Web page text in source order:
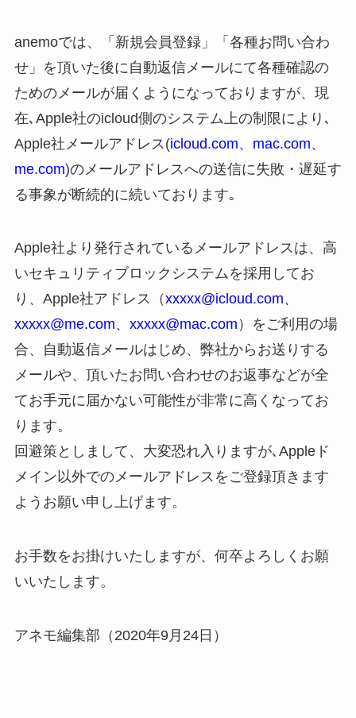
anemoでは、「新規会員登録」「各種お問い合わ
せ」を頂いた後に自動返信メールにて各種確認の
ためのメールが届くようになっておりますが、現
在､Apple社のicloud側のシステム上の制限により､
Apple社メールアドレス(icloud.com、mac.com、
me.com)のメールアドレスへの送信に失敗・遅延す
る事象が断続的に続いております｡
Apple社より発行されているメールアドレスは、高
いセキュリティブロックシステムを採用してお
り、Apple社アドレス（xxxxx@icloud.com、
xxxxx@me.com、xxxxx@mac.com ）をご利用の場
合、自動返信メールはじめ、弊社からお送りする
メールや、頂いたお問い合わせのお返事などが全
てお手元に届かない可能性が非常に高くなってお
ります。
回避策としまして、大変恐れ入りますが､Appleド
メイン以外でのメールアドレスをご登録頂きます
ようお願い申し上げます。
お手数をお掛けいたしますが、何卒よろしくお願
いいたします。
アネモ編集部（2020年9月24日）